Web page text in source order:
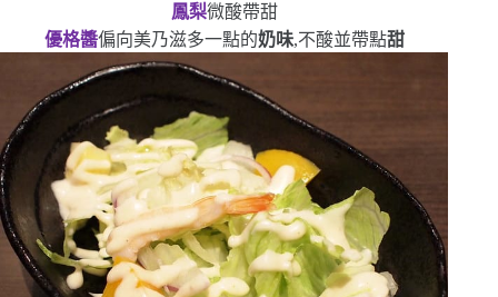
鳳梨微酸帶甜
優格醬偏向美乃滋多一點的奶味,不酸並帶點甜